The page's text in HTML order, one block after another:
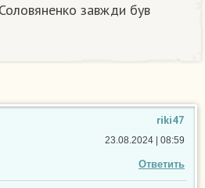
завжди був
riki47
Ответить
23.08.2024 | 08:59